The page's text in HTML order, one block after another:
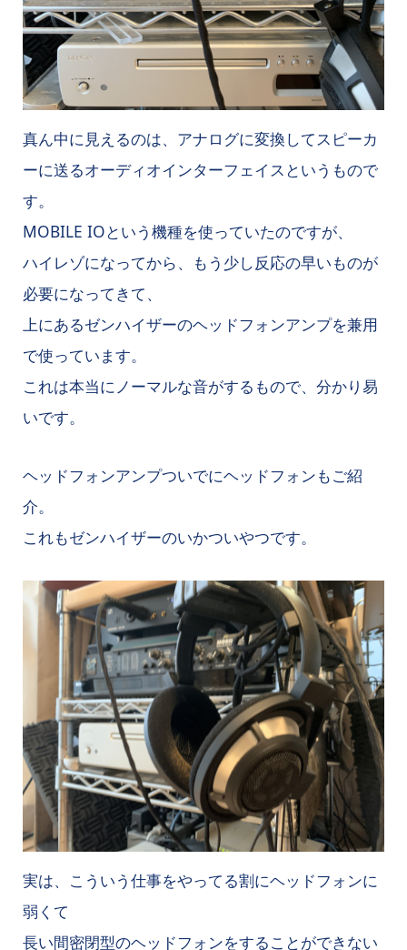
真ん中に見えるのは、アナログに変換してスピーカ
ーに送るオーディオインターフェイスというもので
す。
MOBILE IOという機種を使っていたのですが、
ハイレゾになってから、もう少し反応の早いものが
必要になってきて、
上にあるゼンハイザーのヘッドフォンアンプを兼用
で使っています。
これは本当にノーマルな音がするもので、分かり易
いです。
ヘッドフォンアンプついでにヘッドフォンもご紹
介。
これもゼンハイザーのいかついやつです。
実は、こういう仕事をやってる割にヘッドフォンに
弱くて
長い間密閉型のヘッドフォンをすることができない